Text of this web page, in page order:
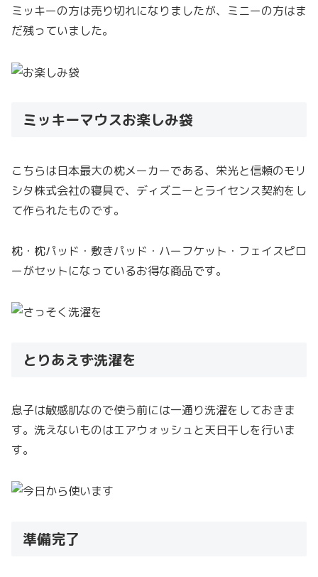
ミッキーの方は売り切れになりましたが、ミニーの方はま
だ残っていました。
ミッキーマウスお楽しみ袋
こちらは日本最大の枕メーカーである、栄光と信頼のモリ
シタ株式会社の寝具で、ディズニーとライセンス契約をし
て作られたものです。
枕・枕パッド・敷きパッド・ハーフケット・フェイスピロ
ーがセットになっているお得な商品です。
とりあえず洗濯を
息子は敏感肌なので使う前には一通り洗濯をしておきま
す。洗えないものはエアウォッシュと天日干しを行いま
す。
準備完了